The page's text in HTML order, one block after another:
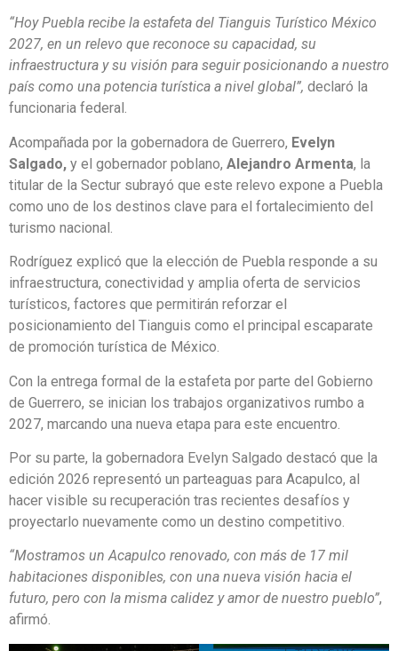
“Hoy Puebla recibe la estafeta del Tianguis Turístico México
2027, en un relevo que reconoce su capacidad, su
infraestructura y su visión para seguir posicionando a nuestro
país como una potencia turística a nivel global”, declaró la
funcionaria federal.
Acompañada por la gobernadora de Guerrero, Evelyn
Salgado, y el gobernador poblano, Alejandro Armenta, la
titular de la Sectur subrayó que este relevo expone a Puebla
como uno de los destinos clave para el fortalecimiento del
turismo nacional.
Rodríguez explicó que la elección de Puebla responde a su
infraestructura, conectividad y amplia oferta de servicios
turísticos, factores que permitirán reforzar el
posicionamiento del Tianguis como el principal escaparate
de promoción turística de México.
Con la entrega formal de la estafeta por parte del Gobierno
de Guerrero, se inician los trabajos organizativos rumbo a
2027, marcando una nueva etapa para este encuentro.
Por su parte, la gobernadora Evelyn Salgado destacó que la
edición 2026 representó un parteaguas para Acapulco, al
hacer visible su recuperación tras recientes desafíos y
proyectarlo nuevamente como un destino competitivo.
“Mostramos un Acapulco renovado, con más de 17 mil
habitaciones disponibles, con una nueva visión hacia el
futuro, pero con la misma calidez y amor de nuestro pueblo”,
afirmó.